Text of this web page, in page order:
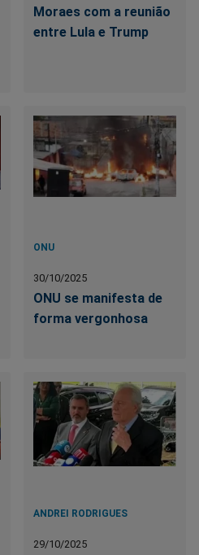
Moraes com a reunião
entre Lula e Trump
ONU
30/10/2025
ONU se manifesta de
forma vergonhosa
ANDREI RODRIGUES
29/10/2025